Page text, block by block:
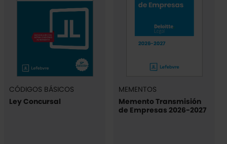
CÓDIGOS BÁSICOS
Ley Concursal
MEMENTOS
Memento Transmisión
de Empresas 2026-2027